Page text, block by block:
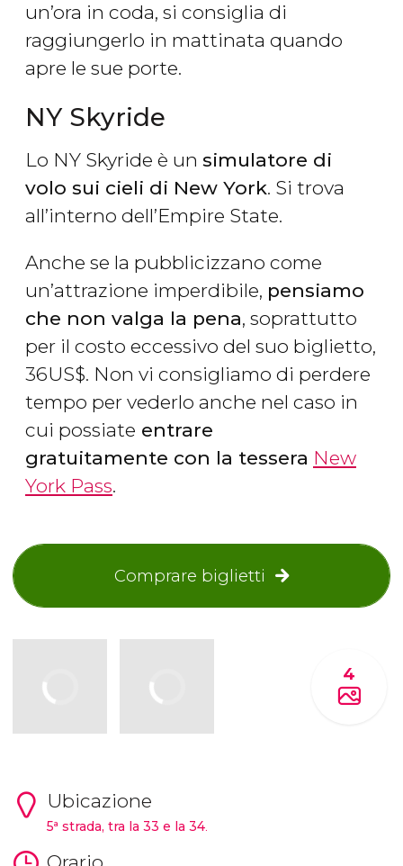
un’ora in coda, si consiglia di
raggiungerlo in mattinata quando
apre le sue porte.
NY Skyride
Lo NY Skyride è un simulatore di
volo sui cieli di New York. Si trova
all’interno dell’Empire State.
Anche se la pubblicizzano come
un’attrazione imperdibile, pensiamo
che non valga la pena, soprattutto
per il costo eccessivo del suo biglietto,
36US$. Non vi consigliamo di perdere
tempo per vederlo anche nel caso in
cui possiate entrare
gratuitamente con la tessera New
York Pass.
Comprare biglietti
4
Ubicazione
5ª strada, tra la 33 e la 34.